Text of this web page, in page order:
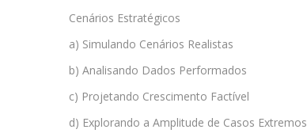
Cenários Estratégicos
a) Simulando Cenários Realistas
b) Analisando Dados Performados
c) Projetando Crescimento Factível
d) Explorando a Amplitude de Casos Extremos